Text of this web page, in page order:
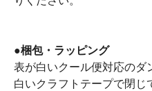
●梱包・ラッピング
表が白いクール便対応のダ
白いクラフトテープで閉じ